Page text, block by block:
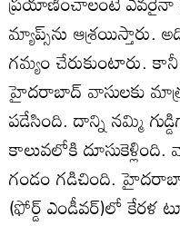
మ్యాప్స్‌ను ఆశ్రయిస్తారు.
గమ్యం చేరుకుంటారు.
హైదరాబాద్‌ వాసులకు
పడేసింది. దాన్ని నమ్మి
కాలువలోకి
గండం గడిచింది.
(ఫోర్డ్‌ ఎండీవర్‌)లో కేరళ